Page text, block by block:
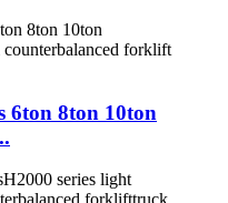
6ton 8ton 10ton